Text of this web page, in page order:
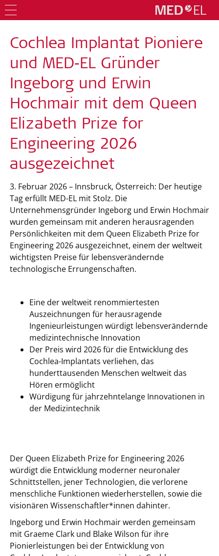
Cochlea Implantat Pioniere
und MED‑EL Gründer
Ingeborg und Erwin
Hochmair mit dem Queen
Elizabeth Prize for
Engineering 2026
ausgezeichnet
3. Februar 2026 – Innsbruck, Österreich: Der heutige
Tag erfüllt MED-EL mit Stolz. Die
Unternehmensgründer Ingeborg und Erwin Hochmair
wurden gemeinsam mit anderen herausragenden
Persönlichkeiten mit dem Queen Elizabeth Prize for
Engineering 2026 ausgezeichnet, einem der weltweit
wichtigsten Preise für lebensverändernde
technologische Errungenschaften.
Eine der weltweit renommiertesten
Auszeichnungen für herausragende
Ingenieurleistungen würdigt lebensverändernde
medizintechnische Innovation
Der Preis wird 2026 für die Entwicklung des
Cochlea-Implantats verliehen, das
hunderttausenden Menschen weltweit das
Hören ermöglicht
Würdigung für jahrzehntelange Innovationen in
der Medizintechnik
Der Queen Elizabeth Prize for Engineering 2026
würdigt die Entwicklung moderner neuronaler
Schnittstellen, jener Technologien, die verlorene
menschliche Funktionen wiederherstellen, sowie die
visionären Wissenschaftler*innen dahinter.
Ingeborg und Erwin Hochmair werden gemeinsam
mit Graeme Clark und Blake Wilson für ihre
Pionierleistungen bei der Entwicklung von